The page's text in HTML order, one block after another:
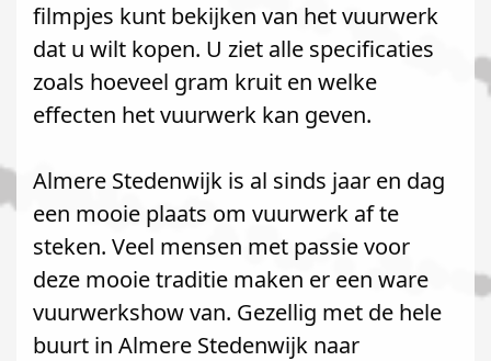
filmpjes kunt bekijken van het vuurwerk
dat u wilt kopen. U ziet alle specificaties
zoals hoeveel gram kruit en welke
effecten het vuurwerk kan geven.
Almere Stedenwijk is al sinds jaar en dag
een mooie plaats om vuurwerk af te
steken. Veel mensen met passie voor
deze mooie traditie maken er een ware
vuurwerkshow van. Gezellig met de hele
buurt in Almere Stedenwijk naar